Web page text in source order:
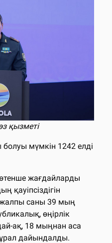
қызметі
мүмкін 1242 елді
жағдайларды
қауіпсіздігін
саны 39 мың
өңірлік
ақ, 18 мыңнан аса
дайындалды.